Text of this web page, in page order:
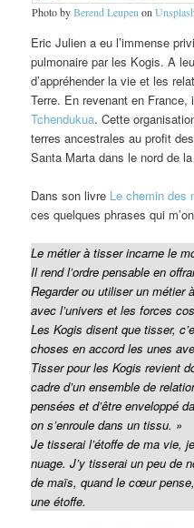
Photo byBerend Leupen on Unsplash
Eric Julien a eu l’immense
pulmonaire par les Kogis. A
d’appréhender la vie et les
Terre. En revenant en France,
Tchendukua. Cette
terres ancestrales au profit
Santa Marta dans le nord de
Dans son livre Le chemin des
ces quelques phrases qui
Le métier à tisser incarne le
Il rend l’ordre pensable en
Regarder ou utiliser un métier
avec l’univers et les forces
Les Kogis disent que tisser,
choses en accord les unes
Tisser pour les Kogis revient
cadre d’un ensemble de
pensées et d’être enveloppé
on s’enroule dans un tissu. »
Je tisserai l’étoffe de ma vie,
nuage. J’y tisserai un peu de
de maïs, quand le cœur
une étoffe.